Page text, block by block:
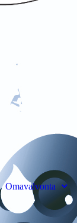
Omavalvonta